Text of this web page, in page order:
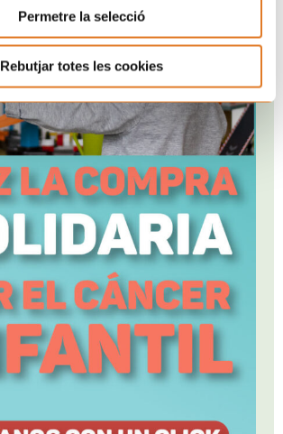
Permetre la selecció
Rebutjar totes les cookies